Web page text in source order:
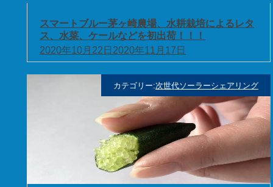
スマートブルー茅ヶ崎農場、水耕栽培によるレタ
ス、水菜、ケールなどを初出荷！！！
2020年10月22日 2020年11月17日
カテゴリー:次世代ソーラーシェアリング